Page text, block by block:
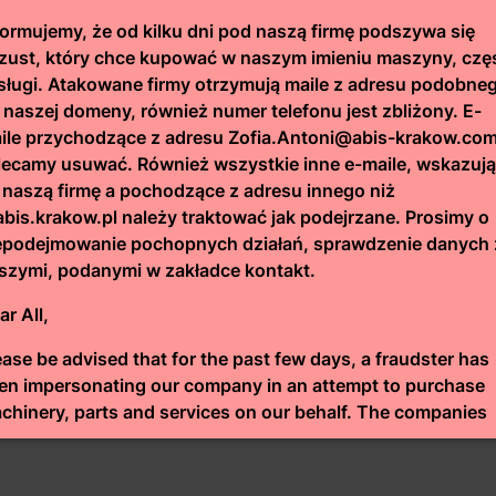
od stosowanych narzędzi oraz umiejętności
i integracja oprogramowaniapozwalają
personelu, gdyż nawet najbardziej
rozwoju kompetencji sprawiają, że zespół
pracy nastawionej na ciągłe doskonalenie, w
ludzkim pozwala stworzyć środowisko, w
że od kilku dni pod naszą firmę podszywa się
który chce kupować w naszym imieniu maszyny,
Atakowane firmy otrzymują maile z adresu
domeny, również numer telefonu jest zbliżony. E-
przychodzące z adresu Zofia.Antoni@abis-
usuwać. Również wszystkie inne e-maile,
naszą firmę a pochodzące z adresu innego niż
należy traktować jak podejrzane. Prosimy o
pochopnych działań, sprawdzenie danych
podanymi w zakładce kontakt.
All,
be advised that for the past few days, a fraudster has
impersonating our company in an attempt to purchase
parts and services on our behalf. The companies
are receiving emails from an address similar to our